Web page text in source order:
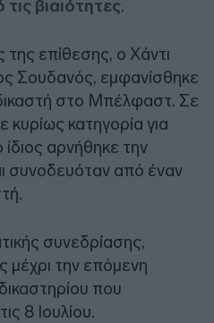
βιαιότητες.
επίθεσης, ο Χάντι
Σουδανός, εμφανίσθηκε
στο Μπέλφαστ. Σε
κατηγορία για
αρνήθηκε την
συνοδευόταν από έναν
συνεδρίασης,
μέχρι την επόμενη
που
8 Ιουλίου.